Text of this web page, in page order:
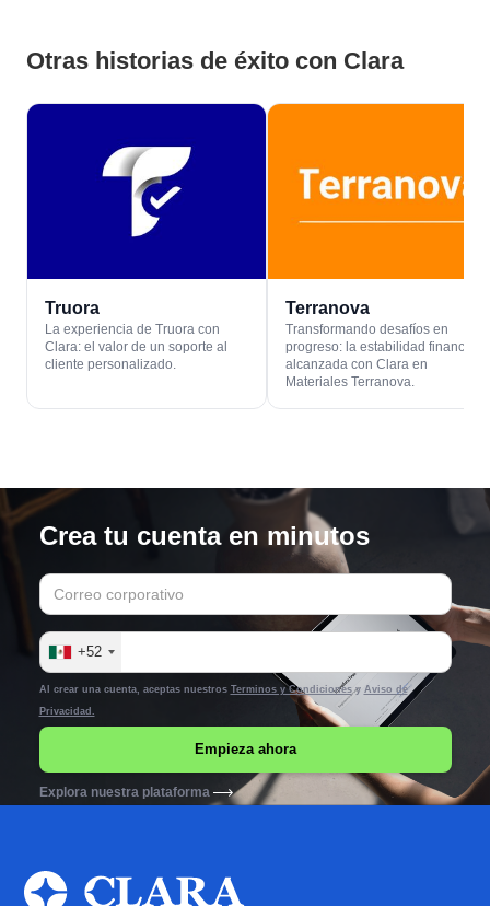
Otras historias de éxito con Clara
Truora
La experiencia de Truora con
Clara: el valor de un soporte al
cliente personalizado.
Terranova
Transformando desafíos en
progreso: la estabilidad financiera
alcanzada con Clara en
Materiales Terranova.
Crea tu cuenta en minutos
+52
Al crear una cuenta, aceptas nuestros Terminos y Condicionesy Aviso de
Privacidad.
Explora nuestra plataforma